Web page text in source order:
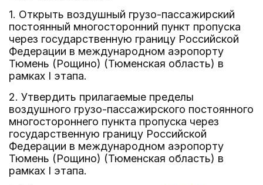
1. Открыть воздушный грузо-пассажирский
постоянный многосторонний пункт пропуска
через государственную границу Российской
Федерации в международном аэропорту
Тюмень (Рощино) (Тюменская область) в
рамках I этапа.
2. Утвердить прилагаемые пределы
воздушного грузо-пассажирского постоянного
многостороннего пункта пропуска через
государственную границу Российской
Федерации в международном аэропорту
Тюмень (Рощино) (Тюменская область) в
рамках I этапа.